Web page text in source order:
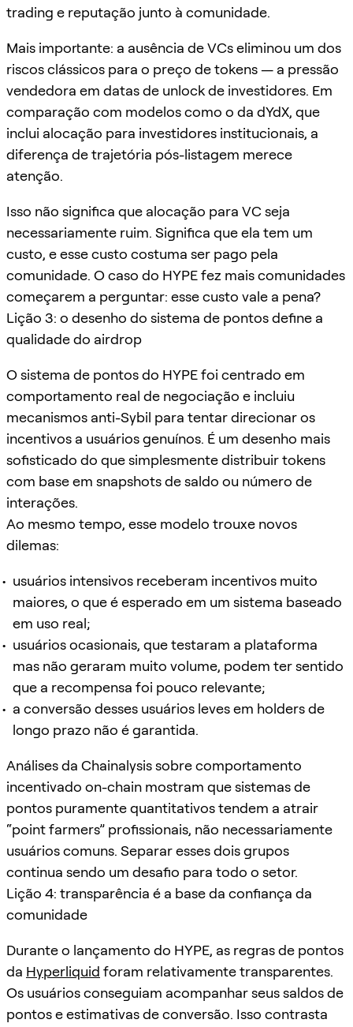
trading e reputação junto à comunidade.
Mais importante: a ausência de VCs eliminou um dos
riscos clássicos para o preço de tokens — a pressão
vendedora em datas de unlock de investidores. Em
comparação com modelos como o da dYdX, que
inclui alocação para investidores institucionais, a
diferença de trajetória pós-listagem merece
atenção.
Isso não significa que alocação para VC seja
necessariamente ruim. Significa que ela tem um
custo, e esse custo costuma ser pago pela
comunidade. O caso do HYPE fez mais comunidades
começarem a perguntar: esse custo vale a pena?
Lição 3: o desenho do sistema de pontos define a
qualidade do airdrop
O sistema de pontos do HYPE foi centrado em
comportamento real de negociação e incluiu
mecanismos anti-Sybil para tentar direcionar os
incentivos a usuários genuínos. É um desenho mais
sofisticado do que simplesmente distribuir tokens
com base em snapshots de saldo ou número de
interações.
Ao mesmo tempo, esse modelo trouxe novos
dilemas:
usuários intensivos receberam incentivos muito
maiores, o que é esperado em um sistema baseado
em uso real;
usuários ocasionais, que testaram a plataforma
mas não geraram muito volume, podem ter sentido
que a recompensa foi pouco relevante;
a conversão desses usuários leves em holders de
longo prazo não é garantida.
Análises da Chainalysis sobre comportamento
incentivado on-chain mostram que sistemas de
pontos puramente quantitativos tendem a atrair
“point farmers” profissionais, não necessariamente
usuários comuns. Separar esses dois grupos
continua sendo um desafio para todo o setor.
Lição 4: transparência é a base da confiança da
comunidade
Durante o lançamento do HYPE, as regras de pontos
da Hyperliquid foram relativamente transparentes.
Os usuários conseguiam acompanhar seus saldos de
pontos e estimativas de conversão. Isso contrasta